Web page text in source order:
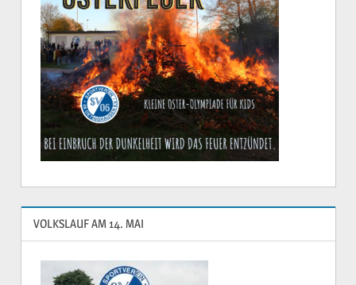
VOLKSLAUF AM 14. MAI